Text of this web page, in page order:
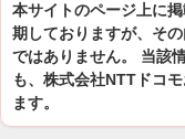
本サイトのページ上に
期しておりますが、そ
ではありません。 当該
も、株式会社NTTドコ
ます。